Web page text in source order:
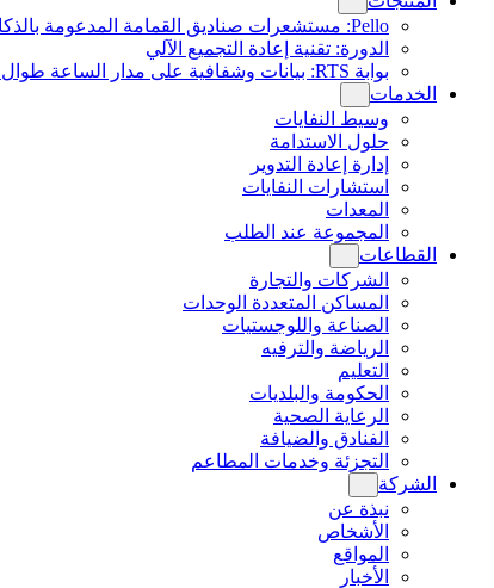
Pello: مستشعرات صناديق القمامة المدعومة بالذكاء الاصطناعي
الدورة: تقنية إعادة التجميع الآلي
بوابة RTS: بيانات وشفافية على مدار الساعة طوال أيام الأسبوع
الخدمات
وسيط النفايات
حلول الاستدامة
إدارة إعادة التدوير
استشارات النفايات
المعدات
المجموعة عند الطلب
القطاعات
الشركات والتجارة
المساكن المتعددة الوحدات
الصناعة واللوجستيات
الرياضة والترفيه
التعليم
الحكومة والبلديات
الرعاية الصحية
الفنادق والضيافة
التجزئة وخدمات المطاعم
الشركة
نبذة عن
الأشخاص
المواقع
الأخبار